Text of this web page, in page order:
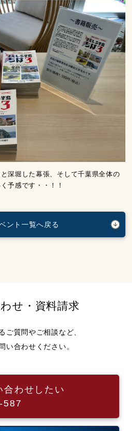
深堀した幕張、そして千葉県全体の
予感です・・！！
ント一覧へ戻る
せ・資料請求
ご質問やご相談など、
い合わせください。
合わせしたい
587